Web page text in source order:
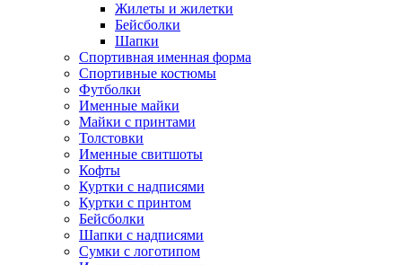
Жилеты и жилетки
Бейсболки
Шапки
Спортивная именная форма
Спортивные костюмы
Футболки
Именные майки
Майки с принтами
Толстовки
Именные свитшоты
Кофты
Куртки с надписями
Куртки с принтом
Бейсболки
Шапки с надписями
Сумки с логотипом